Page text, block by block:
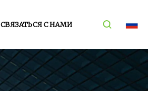
СВЯЗАТЬСЯ С НАМИ